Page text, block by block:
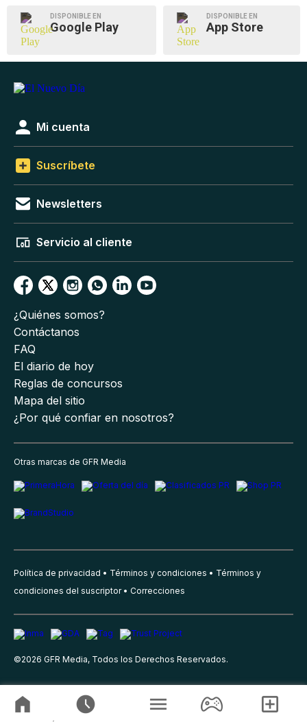
DISPONIBLE EN
Google Play
DISPONIBLE EN
App Store
Mi cuenta
Suscríbete
Newsletters
Servicio al cliente
¿Quiénes somos?
Contáctanos
FAQ
El diario de hoy
Reglas de concursos
Mapa del sitio
¿Por qué confiar en nosotros?
Otras marcas de GFR Media
Política de privacidad Términos y condiciones
Términos y
condiciones del suscriptor
Correcciones
©2026 GFR Media, Todos los Derechos Reservados.